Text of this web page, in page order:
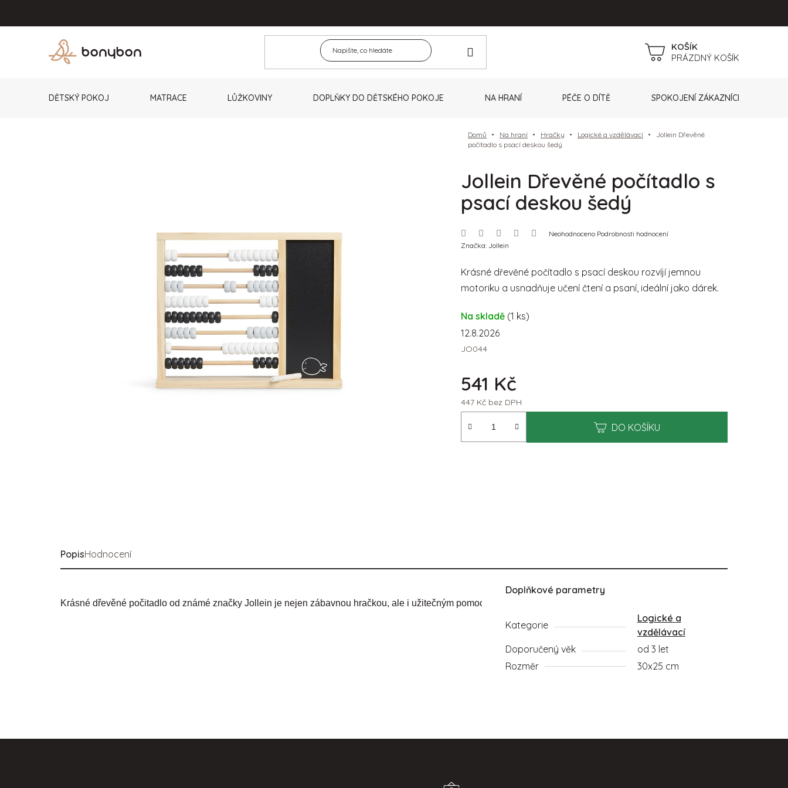
NÁKUPNÍPRÁZDNÝ KOŠÍK
DĚTSKÝ POKOJ MATRACE LŮŽKOVINY DOPLŇKY DO DĚTSKÉHO POKOJE NA HRANÍ PÉČE O DÍTĚ SPOKOJENÍ ZÁKAZNÍCI
Domů Na hraní Hračky Logické a vzdělávací
Jollein Dřevěné
počítadlo s psací deskou šedý
Jollein Dřevěné počítadlo s
psací deskou šedý
Průměrné
0,0
z
5
hvězdiček.
Neohodnoceno Podrobnosti hodnocení
Značka: Jollein
Krásné dřevěné počítadlo s psací deskou rozvíjí jemnou
motoriku a usnadňuje učení čtení a psaní, ideální jako dárek.
Na skladě (1 ks)
12.8.2026
JO044
541 Kč
447 Kč bez DPH
DO KOŠÍKU
PopisHodnocení
Krásné dřevěné počitadlo od známé značky Jollein je nejen zábavnou hračkou, ale i užitečným pomocníkem při učení. U mladších dětí podporuje rozvoj jemné motoriky
Doplňkové parametry
Kategorie
Logické a
vzdělávací
Doporučený věk
od 3 let
Rozměr
30x25 cm